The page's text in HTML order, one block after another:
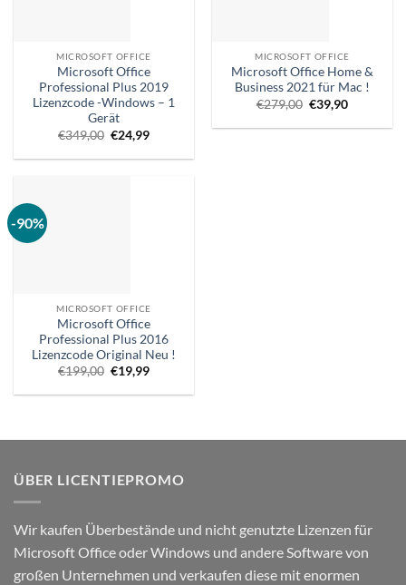
MICROSOFT OFFICE
Microsoft Office
Professional Plus 2019
Lizenzcode -Windows – 1
Gerät
€349,00 Ursprünglicher
Preis
war:
€24,99Aktueller
ist:
MICROSOFT OFFICE
Microsoft Office Home &
Business 2021 für Mac !
€279,00 Ursprünglicher
Preis
war:
€39,90Aktueller
ist:
-90%
MICROSOFT OFFICE
Microsoft Office
Professional Plus 2016
Lizenzcode Original Neu !
€199,00 Ursprünglicher
Preis
war:
€19,99Aktueller
ist:
ÜBER LICENTIEPROMO
Wir kaufen Überbestände und nicht genutzte Lizenzen für
Microsoft Office oder Windows und andere Software von
großen Unternehmen und verkaufen diese mit enormen